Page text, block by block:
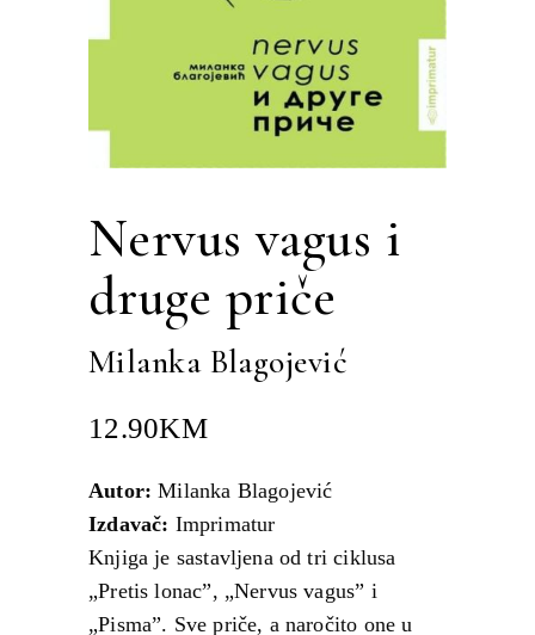
Nervus vagus i
druge priče
Milanka Blagojević
12.90KM
Autor: Milanka Blagojević
Izdavač: Imprimatur
Knjiga je sastavljena od tri ciklusa
„Pretis lonac”, „Nervus vagus” i
„Pisma”. Sve priče, a naročito one u